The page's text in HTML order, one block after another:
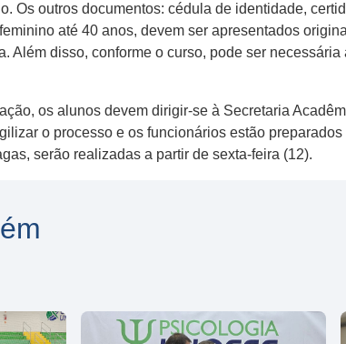
Os outros documentos: cédula de identidade,
até 40 anos, devem ser apresentados
Além disso, conforme o curso, pode ser
os alunos devem dirigir-se à Secretaria
o processo e os funcionários estão
serão realizadas a partir de sexta-feira (12).